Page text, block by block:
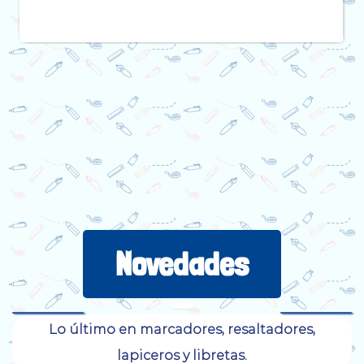
Novedades
Lo último en marcadores, resaltadores,
lapiceros y libretas.